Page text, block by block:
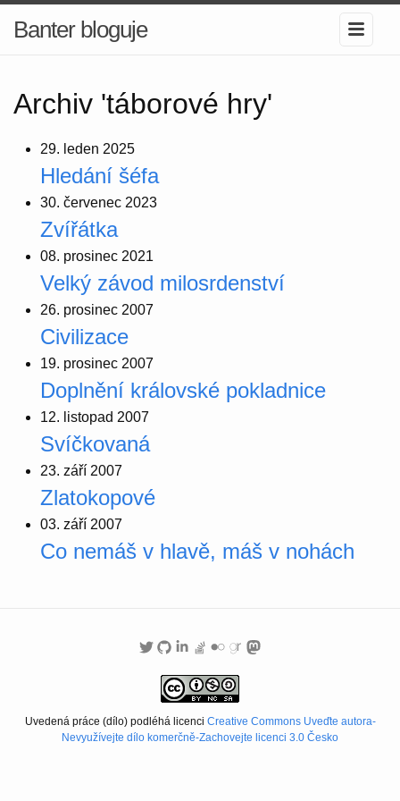
Banter bloguje
Archiv 'táborové hry'
29. leden 2025
Hledání šéfa
30. červenec 2023
Zvířátka
08. prosinec 2021
Velký závod milosrdenství
26. prosinec 2007
Civilizace
19. prosinec 2007
Doplnění královské pokladnice
12. listopad 2007
Svíčkovaná
23. září 2007
Zlatokopové
03. září 2007
Co nemáš v hlavě, máš v nohách
Uvedená práce (dílo) podléhá licenci Creative Commons Uveďte autora-
Nevyužívejte dílo komerčně-Zachovejte licenci 3.0 Česko